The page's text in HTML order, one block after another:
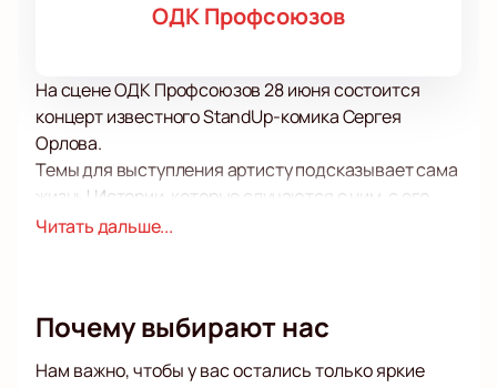
ОДК Профсоюзов
На сцене ОДК Профсоюзов 28 июня состоится
концерт известного StandUp-комика Сергея
Орлова.
Темы для выступления артисту подсказывает сама
жизнь! Истории, которые случаются с ним, с его
близкими, тонкие наблюдения за поведением
на грани рамок приличия, да еще и шутить в этой
сокровенном – одно из качеств, за которое
Читать дальше...
Почему выбирают нас
Нам важно, чтобы у вас остались только яркие